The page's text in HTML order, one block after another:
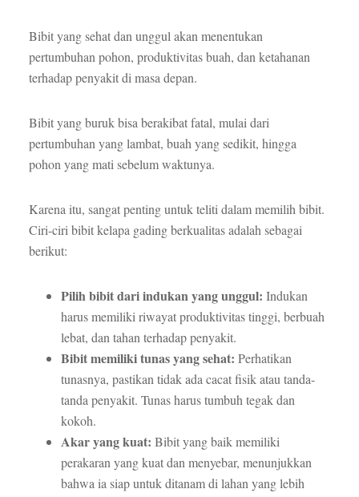
Bibit yang sehat dan unggul akan menentukan
pertumbuhan pohon, produktivitas buah, dan ketahanan
terhadap penyakit di masa depan.
Bibit yang buruk bisa berakibat fatal, mulai dari
pertumbuhan yang lambat, buah yang sedikit, hingga
pohon yang mati sebelum waktunya.
Karena itu, sangat penting untuk teliti dalam memilih bibit.
Ciri-ciri bibit kelapa gading berkualitas adalah sebagai
berikut:
Pilih bibit dari indukan yang unggul: Indukan
harus memiliki riwayat produktivitas tinggi, berbuah
lebat, dan tahan terhadap penyakit.
Bibit memiliki tunas yang sehat: Perhatikan
tunasnya, pastikan tidak ada cacat fisik atau tanda-
tanda penyakit. Tunas harus tumbuh tegak dan
kokoh.
Akar yang kuat: Bibit yang baik memiliki
perakaran yang kuat dan menyebar, menunjukkan
bahwa ia siap untuk ditanam di lahan yang lebih